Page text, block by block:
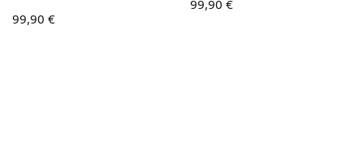
99,90 €
99,90 €